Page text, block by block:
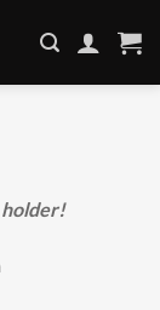
holder!